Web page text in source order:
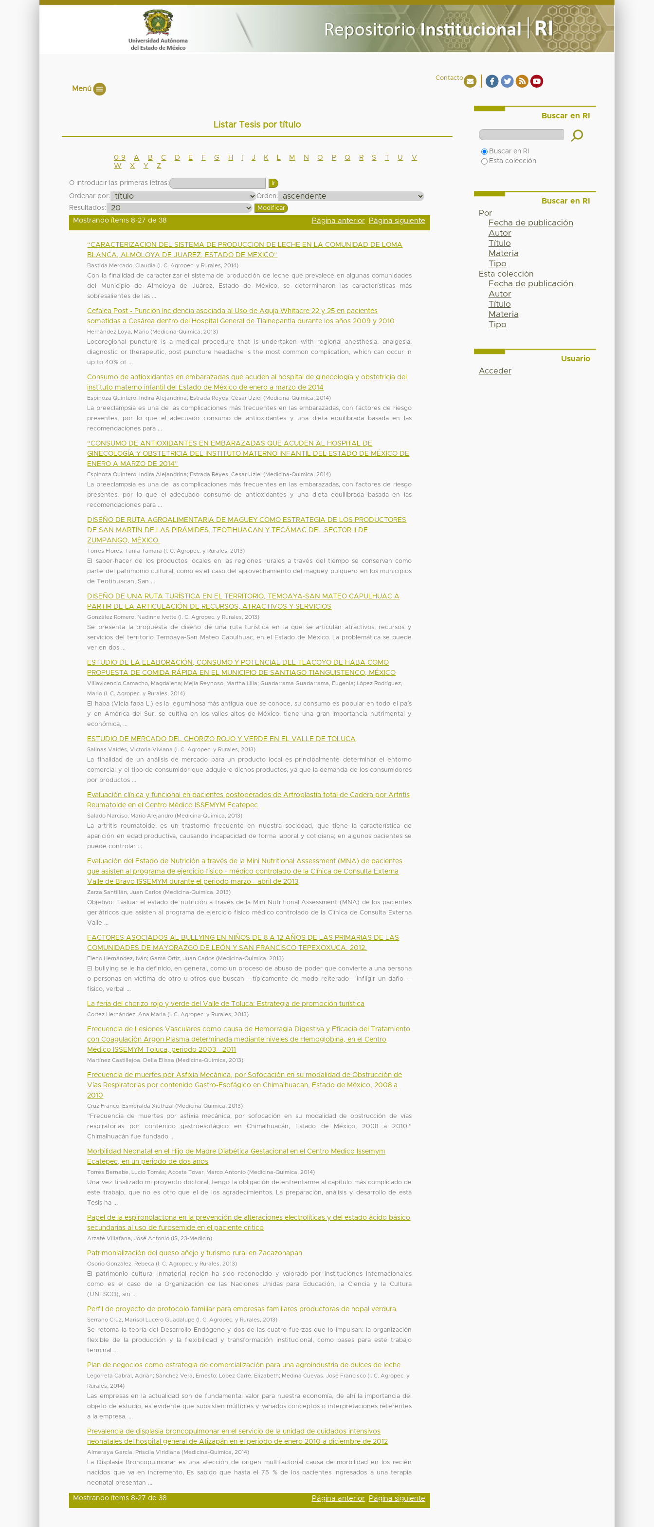
Contacto
Menú
Listar Tesis por título
0-9 A B C D E F G H J K M N O P Q R S T U
V
W
X Y Z
O introducir las primeras letras:
Ordenar por:
Orden:
Resultados:
Mostrando ítems 8-27 de 38
Página anterior Página siguiente
“CARACTERIZACION DEL SISTEMA DE PRODUCCION DE LECHE EN LA COMUNIDAD DE LOMA
BLANCA, ALMOLOYA DE JUAREZ, ESTADO DE MEXICO”
Bastida Mercado, Claudia ( I. C. Agropec. y Rurales 2014)
Con la finalidad de caracterizar el sistema de producción de leche que prevalece en algunas comunidades
del Municipio de Almoloya de Juárez, Estado de México, se determinaron las características más
sobresalientes de las ...
Cefalea Post - Punción Incidencia asociada al Uso de Aguja Whitacre 22 y 25 en pacientes
sometidas a Cesárea dentro del Hospital General de Tlalnepantla durante los años 2009 y 2010
Hernández Loya, Mario (Medicina-Quimica 2013)
Locoregional puncture is a medical procedure that is undertaken with regional anesthesia, analgesia,
diagnostic or therapeutic, post puncture headache is the most common complication, which can occur in
up to 40% of ...
Consumo de antioxidantes en embarazadas que acuden al hospital de ginecología y obstetricia del
instituto materno infantil del Estado de México de enero a marzo de 2014
Espinoza Quintero, Indira Alejandrina; Estrada Reyes, César Uziel (Medicina-Quimica 2014)
La preeclampsia es una de las complicaciones más frecuentes en las embarazadas, con factores de riesgo
presentes, por lo que el adecuado consumo de antioxidantes y una dieta equilibrada basada en las
recomendaciones para ...
“CONSUMO DE ANTIOXIDANTES EN EMBARAZADAS QUE ACUDEN AL HOSPITAL DE
GINECOLOGÍA Y OBSTETRICIA DEL INSTITUTO MATERNO INFANTIL DEL ESTADO DE MÉXICO DE
ENERO A MARZO DE 2014”
Espinoza Quintero, Indira Alejandrina; Estrada Reyes, Cesar Uziel (Medicina-Quimica 2014)
La preeclampsia es una de las complicaciones más frecuentes en las embarazadas, con factores de riesgo
presentes, por lo que el adecuado consumo de antioxidantes y una dieta equilibrada basada en las
recomendaciones para ...
DISEÑO DE RUTA AGROALIMENTARIA DE MAGUEY COMO ESTRATEGIA DE LOS PRODUCTORES
DE SAN MARTÍN DE LAS PIRÁMIDES, TEOTIHUACAN Y TECÁMAC DEL SECTOR II DE
ZUMPANGO, MÉXICO.
Torres Flores, Tania Tamara ( I. C. Agropec. y Rurales 2013)
El saber-hacer de los productos locales en las regiones rurales a través del tiempo se conservan como
parte del patrimonio cultural, como es el caso del aprovechamiento del maguey pulquero en los municipios
de Teotihuacan, San ...
DISEÑO DE UNA RUTA TURÍSTICA EN EL TERRITORIO, TEMOAYA-SAN MATEO CAPULHUAC A
PARTIR DE LA ARTICULACIÓN DE RECURSOS, ATRACTIVOS Y SERVICIOS
González Romero, Nadinne Ivette ( I. C. Agropec. y Rurales 2013)
Se presenta la propuesta de diseño de una ruta turística en la que se articulan atractivos, recursos y
servicios del territorio Temoaya-San Mateo Capulhuac, en el Estado de México. La problemática se puede
ver en dos ...
ESTUDIO DE LA ELABORACIÓN, CONSUMO Y POTENCIAL DEL TLACOYO DE HABA COMO
PROPUESTA DE COMIDA RÁPIDA EN EL MUNICIPIO DE SANTIAGO TIANGUISTENCO, MÉXICO
Villavicencio Camacho, Magdalena; Mejía Reynoso, Martha Lilia;Guadarrama Guadarrama, Eugenia;
López Rodríguez,
Mario ( I. C. Agropec. y Rurales 2014)
El haba (Vicia faba L.) es la leguminosa más antigua que se conoce, su consumo es popular en todo el país
y en América del Sur, se cultiva en los valles altos de México, tiene una gran importancia nutrimental y
económica, ...
ESTUDIO DE MERCADO DEL CHORIZO ROJO Y VERDE EN EL VALLE DE TOLUCA
Salinas Valdés, Victoria Viviana ( I. C. Agropec. y Rurales 2013)
La finalidad de un análisis de mercado para un producto local es principalmente determinar el entorno
comercial y el tipo de consumidor que adquiere dichos productos, ya que la demanda de los consumidores
por productos ...
Evaluación clínica y funcional en pacientes postoperados de Artroplastía total de Cadera por Artritis
Reumatoide en el Centro Médico ISSEMYM Ecatepec
Salado Narciso, Mario Alejandro (Medicina-Quimica 2013)
La artritis reumatoide, es un trastorno frecuente en nuestra sociedad, que tiene la característica de
aparición en edad productiva, causando incapacidad de forma laboral y cotidiana; en algunos pacientes se
puede controlar ...
Evaluación del Estado de Nutrición a través de la Mini Nutritional Assessment (MNA) de pacientes
que asisten al programa de ejercicio físico - médico controlado de la Clínica de Consulta Externa
Valle de Bravo ISSEMYM durante el periodo marzo - abril de 2013
Zarza Santillán, Juan Carlos (Medicina-Quimica 2013)
Objetivo: Evaluar el estado de nutrición a través de la Mini Nutritional Assessment (MNA) de los pacientes
geriátricos que asisten al programa de ejercicio físico médico controlado de la Clínica de Consulta Externa
Valle ...
FACTORES ASOCIADOS AL BULLYING EN NIÑOS DE 8 A 12 AÑOS DE LAS PRIMARIAS DE LAS
COMUNIDADES DE MAYORAZGO DE LEÓN Y SAN FRANCISCO TEPEXOXUCA. 2012.
Eleno Hernández, Iván;Gama Ortíz, Juan Carlos (Medicina-Quimica 2013)
El bullying se le ha definido, en general, como un proceso de abuso de poder que convierte a una persona
o personas en víctima de otro u otros que buscan —típicamente de modo reiterado— infligir un daño —
físico, verbal ...
La feria del chorizo rojo y verde del Valle de Toluca: Estrategia de promoción turística
Cortez Hernández, Ana Maria ( I. C. Agropec. y Rurales 2013)
Frecuencia de Lesiones Vasculares como causa de Hemorragia Digestiva y Eficacia del Tratamiento
con Coagulación Argon Plasma determinada mediante niveles de Hemoglobina, en el Centro
Médico ISSEMYM Toluca, periodo 2003 - 2011
Martínez Castillejoa, Delia Elissa (Medicina-Quimica 2013)
Frecuencia de muertes por Asfixia Mecánica, por Sofocación en su modalidad de Obstrucción de
Vías Respiratorias por contenido Gastro-Esofágico en Chimalhuacan, Estado de México, 2008 a
2010
Cruz Franco, Esmeralda Xiuthzal (Medicina-Quimica 2013)
“Frecuencia de muertes por asfixia mecánica, por sofocación en su modalidad de obstrucción de vías
respiratorias por contenido gastroesofágico en Chimalhuacán, Estado de México, 2008 a 2010.”
Chimalhuacán fue fundado ...
Morbilidad Neonatal en el Hijo de Madre Diabética Gestacional en el Centro Medico Issemym
Ecatepec, en un periodo de dos anos
Torres Bernabe, Lucio Tomás; Acosta Tovar, Marco Antonio (Medicina-Quimica 2014)
Una vez finalizado mi proyecto doctoral, tengo la obligación de enfrentarme al capítulo más complicado de
este trabajo, que no es otro que el de los agradecimientos. La preparación, análisis y desarrollo de esta
Tesis ha ...
Papel de la espironolactona en la prevención de alteraciones electrolíticas y del estado ácido básico
secundarias al uso de furosemide en el paciente critico
Arzate Villafana, José Antonio ( IS 23-Medicin)
Patrimonialización del queso añejo y turismo rural en Zacazonapan
Osorio González, Rebeca ( I. C. Agropec. y Rurales 2013)
El patrimonio cultural inmaterial recién ha sido reconocido y valorado por instituciones internacionales
como es el caso de la Organización de las Naciones Unidas para Educación, la Ciencia y la Cultura
(UNESCO), sin ...
Perfil de proyecto de protocolo familiar para empresas familiares productoras de nopal verdura
Serrano Cruz, Marisol Lucero Guadalupe ( I. C. Agropec. y Rurales 2013)
Se retoma la teoría del Desarrollo Endógeno y dos de las cuatro fuerzas que lo impulsan: la organización
flexible de la producción y la flexibilidad y transformación institucional, como bases para este trabajo
terminal ...
Plan de negocios como estrategia de comercialización para una agroindustria de dulces de leche
Legorreta Cabral, Adrián;Sánchez Vera, Ernesto; López Carré, Elizabeth; Medina Cuevas, José Francisco ( I. C. Agropec. y
Rurales
2014)
Las empresas en la actualidad son de fundamental valor para nuestra economía, de ahí la importancia del
objeto de estudio, es evidente que subsisten múltiples y variados conceptos o interpretaciones referentes
a la empresa. ...
Prevalencia de displasia broncopulmonar en el servicio de la unidad de cuidados intensivos
neonatales del hospital general de Atizapán en el periodo de enero 2010 a diciembre de 2012
Almeraya García, Priscila Viridiana (Medicina-Quimica 2014)
La Displasia Broncopulmonar es una afección de origen multifactorial causa de morbilidad en los recién
nacidos que va en incremento, Es sabido que hasta el 75 % de los pacientes ingresados a una terapia
neonatal presentan ...
Mostrando ítems 8-27 de 38 Página anterior Página siguiente
Buscar en RI
Buscar en RI
Esta colección
Buscar en RI
Por
Fecha de publicación
Autor
Título
Materia
Tipo
Esta colección
Fecha de publicación
Autor
Título
Materia
Tipo
Usuario
Acceder